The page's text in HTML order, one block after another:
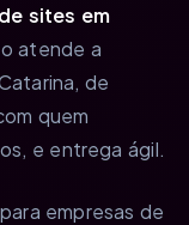
sites em
atende a
de
quem
e entrega ágil.
empresas de